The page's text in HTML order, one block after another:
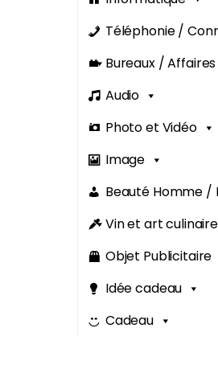
Téléphonie /
Bureaux / Affaires
Audio
Photo et Vidéo
Image
Beauté Homme /
Vin et art culinaire
Objet Publicitaire
Idée cadeau
Cadeau